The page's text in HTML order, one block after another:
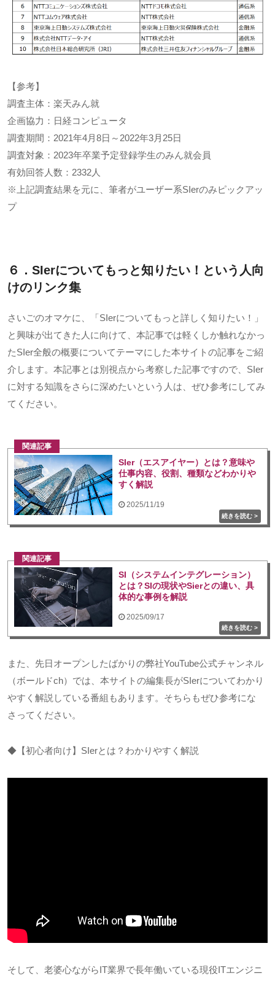
【参考】
調査主体：楽天みん就
企画協力：日経コンピュータ
調査期間： 2021年4月8日～ 2022年3月 25日
調査対象： 2023年卒業予定登録学生のみん就会員
有効回答人数： 2332人
※ 上記調査結果を元に、筆者がユーザー系SIerのみピックアッ
プ
６． SIerについてもっと知りたい！という人向
けのリンク集
さいごのオマケに、「SIerについてもっと詳しく知りたい！」
と興味が出てきた人に向けて、本記事では軽くしか触れなかっ
たSIer全般の概要についてテーマにした本サイトの記事をご紹
介します。本記事とは別視点から考察した記事ですので、 SIer
に対する知識をさらに深めたいという人は、ぜひ参考にしてみ
てください。
関連記事
SIer（エスアイヤー）とは？意味や
仕事内容、役割、種類などわかりや
すく解説
2025/11/19
関連記事
SI（システムインテグレーション）
とは？SIの現状やSierとの違い、具
体的な事例を解説
2025/09/17
また、先日オープンしたばかりの弊社YouTube公式チャンネル
（ボールドch）では、本サイトの編集長がSIerについてわかり
やすく解説している番組もあります。そちらもぜひ参考にな
さってください。
◆【初心者向け】 SIerとは？わかりやすく解説
そして、老婆心ながらIT業界で長年働いている現役ITエンジニ